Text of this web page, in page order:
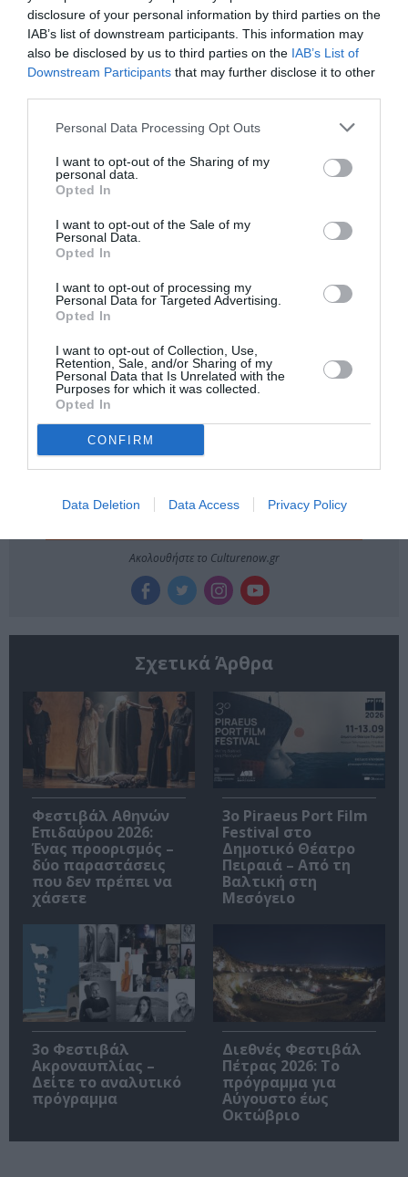
disclosure of your personal information by third parties on the
IAB’s list of downstream participants. This information may
also be disclosed by us to third parties on the IAB’s List of
Downstream Participants that may further disclose it to other
Personal Data Processing Opt Outs
I want to opt-out of the Sharing of my
personal data.
Opted In
I want to opt-out of the Sale of my
Personal Data.
Opted In
I want to opt-out of processing my
Personal Data for Targeted Advertising.
Opted In
I want to opt-out of Collection, Use,
Retention, Sale, and/or Sharing of my
Personal Data that Is Unrelated with the
Purposes for which it was collected.
Opted In
CONFIRM
Data Deletion Data Access Privacy Policy
Δείτε όλα τατελευταία νέαγια την Τέχνη και τον
Πολιτισμό στοCulturenow.gr
Tags
POP - ROCK - ALTERNATIVE
ΕΛΛΗΝΙΚΟ ΡΟΚ
ΕΝΤΕΧΝΟ - ΛΑΪΚΟ - ΠΑΡΑΔΟΣΙΑΚΗ
ΙΟΥΛΙΑ ΚΑΡΑΠΑΤΑΚΗ
ΠΑΥΛΟΣ ΠΑΥΛΙΔΗΣ
ΠΕΤΡΟΣ ΜΑΛΑΜΑΣ​
Newsletter
Κάθε βδομάδα στο e-mail σας τα τελευταία νέα για
την Τέχνη και τον Πολιτισμό!
Ακολουθήστε το Culturenow.gr
Σχετικά Άρθρα
Φεστιβάλ Αθηνών
Επιδαύρου 2026:
Ένας προορισμός –
δύο παραστάσεις
που δεν πρέπει να
χάσετε
3o Piraeus Port Film
Festival στο
Δημοτικό Θέατρο
Πειραιά – Από τη
Βαλτική στη
Μεσόγειο
3ο Φεστιβάλ
Ακροναυπλίας –
Δείτε το αναλυτικό
πρόγραμμα
Διεθνές Φεστιβάλ
Πέτρας 2026: Το
πρόγραμμα για
Αύγουστο έως
Οκτώβριο